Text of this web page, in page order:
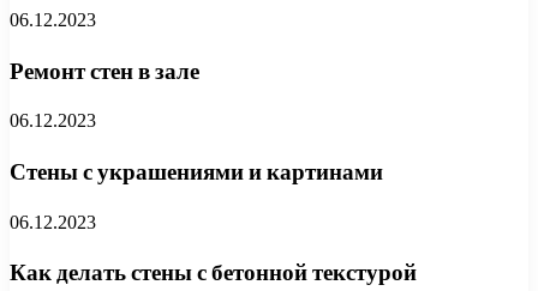
06.12.2023
Ремонт стен в зале
06.12.2023
Стены с украшениями и картинами
06.12.2023
Как делать стены с бетонной текстурой